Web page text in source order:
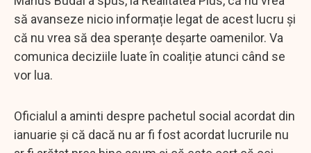
să avanseze nicio informație legat de acest lucru și
că nu vrea să dea speranțe deșarte oamenilor. Va
comunica deciziile luate în coaliție atunci când se
vor lua.
Oficialul a aminti despre pachetul social acordat din
ianuarie și că dacă nu ar fi fost acordat lucrurile nu